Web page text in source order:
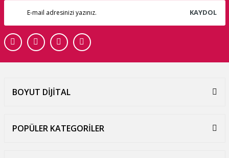
KAYDOL
BOYUT DİJİTAL
POPÜLER KATEGORİLER